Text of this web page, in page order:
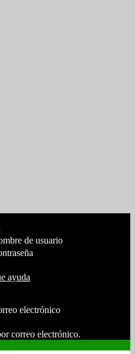
de usuario
ayuda
electrónico
correo electrónico.